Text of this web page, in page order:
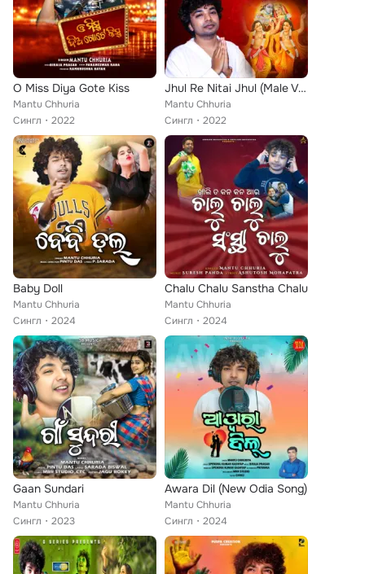
O Miss Diya Gote Kiss
Mantu Chhuria
Сингл
2022
Jhul Re Nitai Jhul (Male Version)
Mantu Chhuria
Сингл
2022
Baby Doll
Mantu Chhuria
Сингл
2024
Chalu Chalu Sanstha Chalu
Mantu Chhuria
Сингл
2024
Gaan Sundari
Mantu Chhuria
Сингл
2023
Awara Dil (New Odia Song)
Mantu Chhuria
Сингл
2024